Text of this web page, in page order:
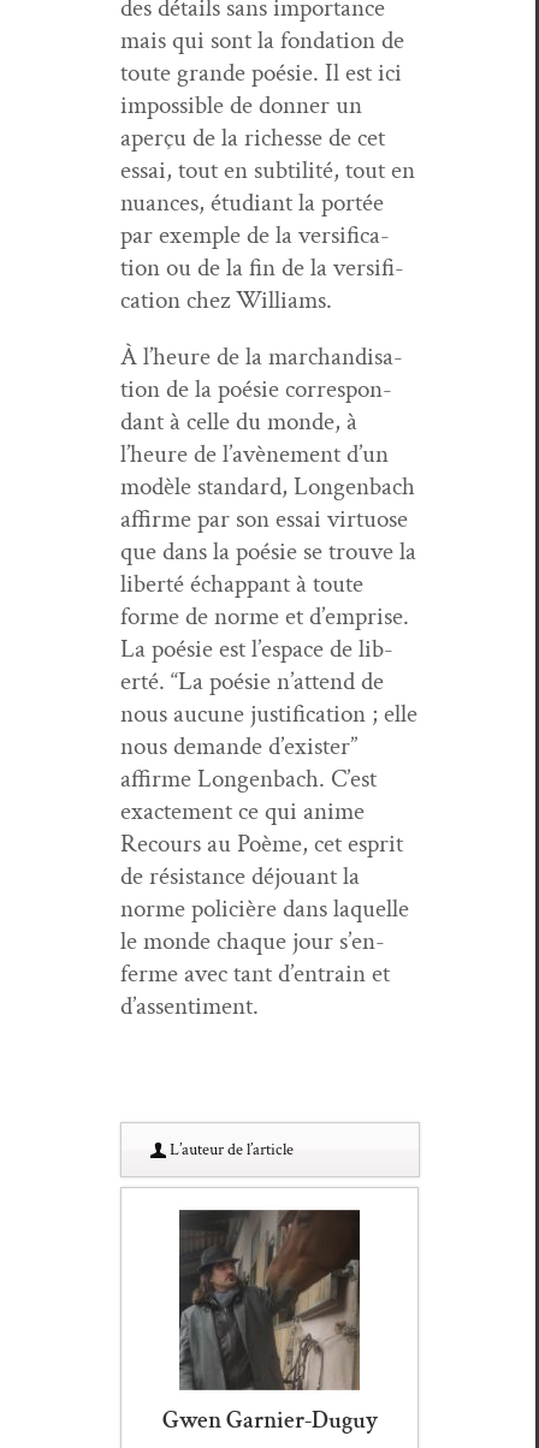
des détails sans impor­tance
mais qui sont la fon­da­tion de
toute grande poésie. Il est ici
impos­si­ble de don­ner un
aperçu de la richesse de cet
essai, tout en sub­til­ité, tout en
nuances, étu­di­ant la portée
par exem­ple de la ver­si­fi­ca­
tion ou de la fin de la ver­si­fi­
ca­tion chez Williams.
À l’heure de la marchan­di­s­a­
tion de la poésie cor­re­spon­
dant à celle du monde, à
l’heure de l’avène­ment d’un
mod­èle stan­dard, Lon­gen­bach
affirme par son essai vir­tu­ose
que dans la poésie se trou­ve la
lib­erté échap­pant à toute
forme de norme et d’emprise.
La poésie est l’e­space de lib­
erté. “La poésie n’at­tend de
nous aucune jus­ti­fi­ca­tion ; elle
nous demande d’ex­is­ter”
affirme Lon­gen­bach. C’est
exacte­ment ce qui ani­me
Recours au Poème, cet esprit
de résis­tance déjouant la
norme poli­cière dans laque­lle
le monde chaque jour s’en­
ferme avec tant d’en­train et
d’assentiment.
L’au­teur de l’article
Gwen Garnier-Duguy